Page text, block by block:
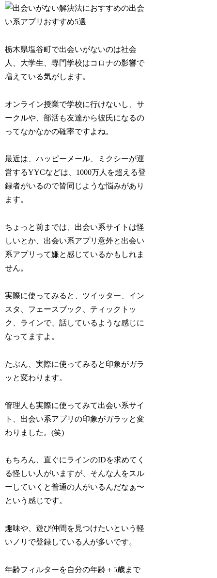
栃木県塩谷町で出会いがないのは社会
人、大学生、専門学校はコロナの影響で
増えている気がします。
オンライン授業で学校に行けないし、サ
ークルや、部活も友達から彼氏になるの
ってなかなかの確率ですよね。
最近は、ハッピーメール、ミクシーが運
営するYYCなどは、1000万人を超える登
録者がいるので皆同じような悩みがあり
ます。
ちょっと前までは、出会い系サイトは怪
しいとか、出会い系アプリ意外と出会い
系アプリって嫌と感じているかもしれま
せん。
実際に使ってみると、ツイッター、イン
スタ、フェースブック、ティックトッ
ク、ラインで、話しているような感じに
なってますよ。
たぶん、実際に使ってみると印象がガラ
ッと変わります。
管理人も実際に使ってみて出会い系サイ
ト、出会い系アプリの印象がガラッと変
わりました。(笑)
もちろん、直ぐにラインのIDを求めてく
る怪しい人がいますが、そんな人をスル
ーしていくと普通の人がいるんだなぁ〜
という感じです。
趣味や、遊び仲間を見つけたいという軽
いノリで登録している人が多いです。
年齢フィルターを自分の年齢＋5歳まで